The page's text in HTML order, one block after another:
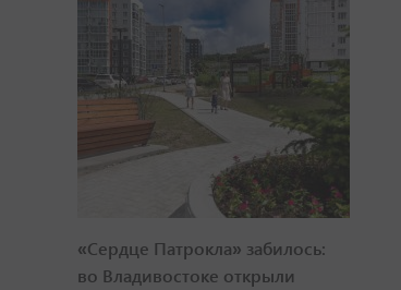
«Сердце Патрокла» забилось:
во Владивостоке открыли